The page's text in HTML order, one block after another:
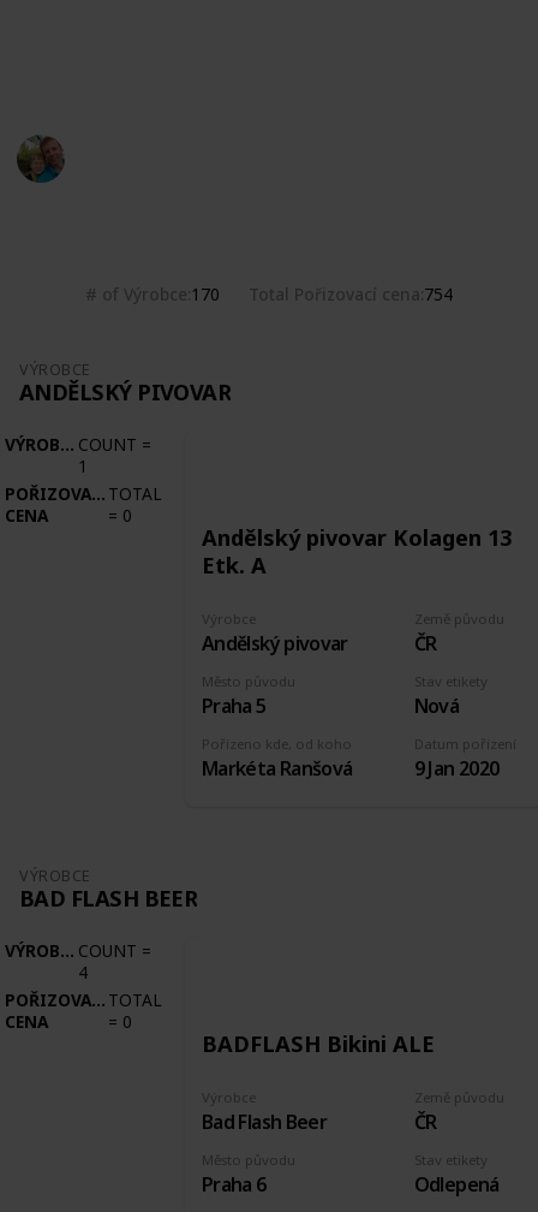
# of Výrobce 170 Total Pořizovací cena 754
VÝROBCE
ANDĚLSKÝ PIVOVAR
VÝROBCE COUNT =
1
POŘIZOVACÍ
CENA
TOTAL
= 0
Andělský pivovar Kolagen 13
Etk. A
Výrobce
Andělský pivovar
Země původu
ČR
Pořízeno kde, od koho
Markéta Ranšová
Stav etikety
Nová
Datum pořízení
9 Jan 2020
Město původu
Praha 5
VÝROBCE
BAD FLASH BEER
VÝROBCE COUNT =
4
POŘIZOVACÍ
CENA
TOTAL
= 0
BADFLASH Bikini ALE
Výrobce
Bad Flash Beer
Země původu
ČR
Stav etikety
Odlepená
Město původu
Praha 6